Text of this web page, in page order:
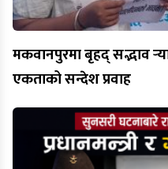
मकवानपुरमा बृहद् सद्भाव
एकताको सन्देश प्रवाह